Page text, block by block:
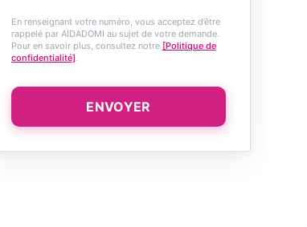
En renseignant votre numéro, vous acceptez d’être
rappelé par AIDADOMI au sujet de votre demande.
Pour en savoir plus, consultez notre [Politique de
confidentialité]